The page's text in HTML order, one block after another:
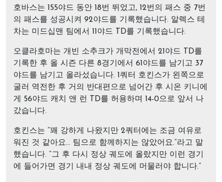
호바스는 155야드 동안 18번 뛰었고, 12번의 패스 중 7번
의 패스를 성공시켜 92야드를 기록했습니다. 알렉스 테
차는 미드십맨 팀에서 11야드 TD를 기록했습니다.
오클라호마는 개빈 소추크가 개막전에서 21야드 TD를
기록한 후 올 시즌 다른 8경기에서 61야드를 남기고 37
야드를 남기고 올라섰습니다. 1쿼터 호킨스가 왼쪽으로
굴러 역전한 후 거의 반대편으로 넘어간 후 시온 키니에
게 56야드 캐치 앤 런 TD를 허용하며 14-0으로 앞서 나
갔습니다.
호킨스는 “꽤 강하게 나왔지만 2쿼터에는 조금 여유로
워진 것 같아요… 팀으로 함께하지는 않았어요.”라고 말
했습니다. “그 후 다시 정상 궤도에 올랐지만 이런 경기
에 들어가면 경기 내내 정상 궤도에 머물러야 합니다.”